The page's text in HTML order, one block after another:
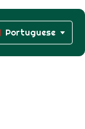
Portuguese